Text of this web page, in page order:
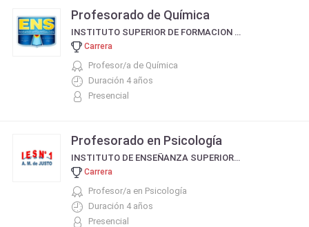
Profesorado de Química
INSTITUTO SUPERIOR DE FORMACION DOCENTE N° 174
Carrera
Profesor/a de Química
Duración 4 años
Presencial
Profesorado en Psicología
INSTITUTO DE ENSEÑANZA SUPERIOR N° 01 - DRA. ALICIA MOREAU DE JUSTO
Carrera
Profesor/a en Psicología
Duración 4 años
Presencial